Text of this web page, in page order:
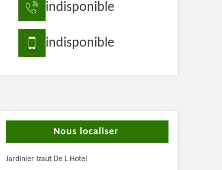
indisponible
indisponible
Nous localiser
Jardinier Izaut De L Hotel